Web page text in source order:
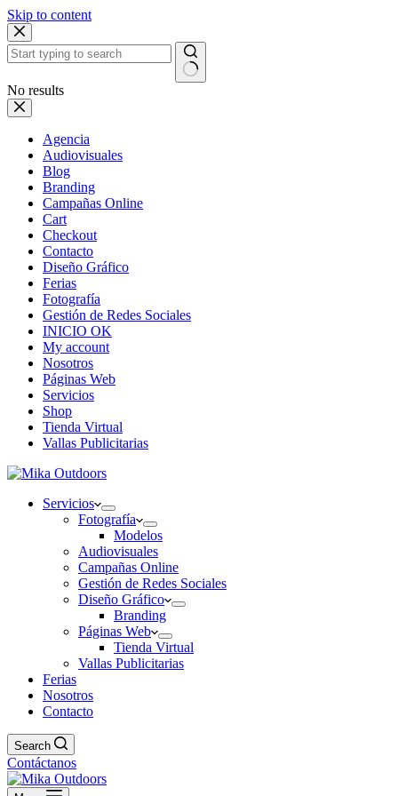
Skip to content
No results
Agencia
Audiovisuales
Blog
Branding
Campañas Online
Cart
Checkout
Contacto
Diseño Gráfico
Ferias
Fotografía
Gestión de Redes Sociales
INICIO OK
My account
Nosotros
Páginas Web
Servicios
Shop
Tienda Virtual
Vallas Publicitarias
Servicios
Fotografía
Modelos
Audiovisuales
Campañas Online
Gestión de Redes Sociales
Diseño Gráfico
Branding
Páginas Web
Tienda Virtual
Vallas Publicitarias
Ferias
Nosotros
Contacto
Search
Contáctanos